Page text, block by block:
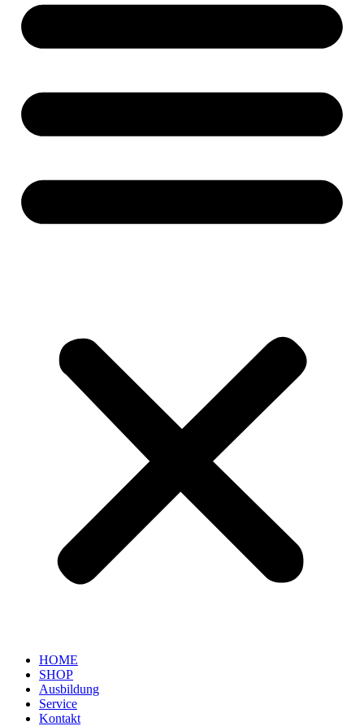
HOME
SHOP
Ausbildung
Service
Kontakt